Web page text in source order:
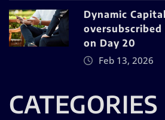
Dynamic
on Day 20
Feb 13, 2026
CATEGORIES